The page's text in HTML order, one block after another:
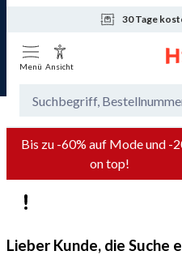
30 Tage
Menü Ansicht
Bis zu -60% auf Mode und -
on top!
Lieber Kunde, die Suche